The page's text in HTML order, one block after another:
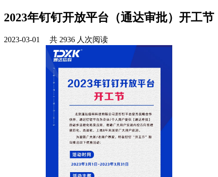
2023年钉钉开放平台（通达审批）开工节
2023-03-01 共 2936 人次阅读